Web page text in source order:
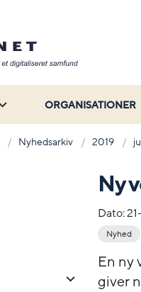
ORGANISATIONER
Nyhedsarkiv 2019
Ny
Dato:
Nyhed
En ny
giver